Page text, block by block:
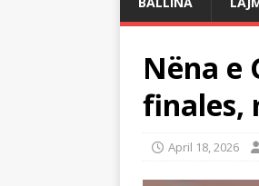
Nëna e
finales,
April 18, 2026